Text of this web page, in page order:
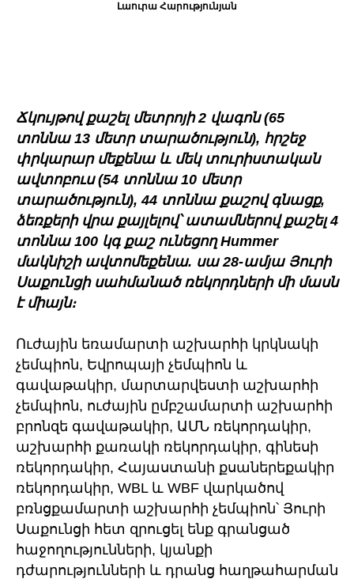
Լաուրա Հարությունյան
Ճկույթով քաշել մետրոյի 2 վագոն (65
տոննա 13 մետր տարածություն), հրշեջ
փրկարար մեքենա և մեկ տուրիստական
ավտոբուս (54 տոննա 10 մետր
տարածություն), 44 տոննա քաշով գնացք,
ձեռքերի վրա քայլելով՝ ատամներով քաշել 4
տոննա 100 կգ քաշ ունեցող Hummer
մակնիշի ավտոմեքենա. սա 28-ամյա Յուրի
Սաքունցի սահմանած ռեկորդների մի մասն
է միայն։
Ուժային եռամարտի աշխարհի կրկնակի
չեմպիոն, Եվրոպայի չեմպիոն և
գավաթակիր, մարտարվեստի աշխարհի
չեմպիոն, ուժային ըմբշամարտի աշխարհի
բրոնզե գավաթակիր, ԱՄՆ ռեկորդակիր,
աշխարհի քառակի ռեկորդակիր, գինեսի
ռեկորդակիր, Հայաստանի քսաներեքակիր
ռեկորդակիր, WBL և WBF վարկածով
բռնցքամարտի աշխարհի չեմպիոն՝ Յուրի
Սաքունցի հետ զրուցել ենք գրանցած
հաջողությունների, կյանքի
դժարությունների և դրանց հաղթահարման